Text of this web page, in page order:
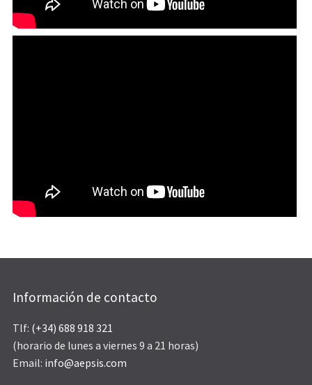
Información de contacto
Tlf: (+34) 688 918 321
(horario de lunes a viernes 9 a 21 horas)
Email: info@aepsis.com